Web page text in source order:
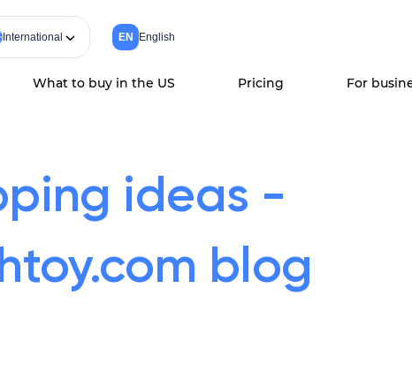
International EN English
What to buy in the US Pricing For
ideas -
blog